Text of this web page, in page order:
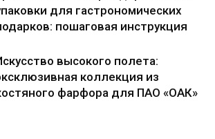
для гастрономических
пошаговая инструкция
высокого полета:
коллекция из
фарфора для ПАО «ОАК»